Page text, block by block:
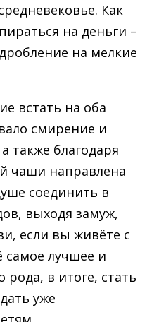
Как
на деньги –
на мелкие
встать на оба
смирение и
а также благодаря
чаши направлена
соединить в
выходя замуж,
если вы живёте с
самое лучшее и
рода, в итоге, стать
уже